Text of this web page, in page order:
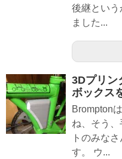
後継という
ました...
3Dプリ
ボックス
Brompton
ね、そう
トのみな
す。 ウ...